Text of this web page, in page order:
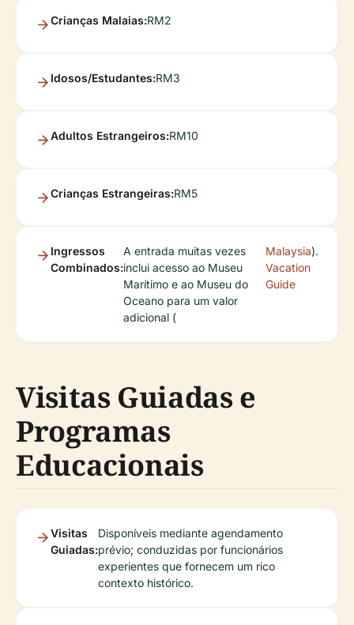
Crianças Malaias:RM2
Idosos/Estudantes:RM3
Adultos Estrangeiros:RM10
Crianças Estrangeiras:RM5
Ingressos
Combinados:
A entrada muitas vezes
inclui acesso ao Museu
Marítimo e ao Museu do
Oceano para um valor
adicional (
Malaysia
Vacation
Guide
).
Visitas Guiadas e
Programas
Educacionais
Visitas
Guiadas:
Disponíveis mediante agendamento
prévio; conduzidas por funcionários
experientes que fornecem um rico
contexto histórico.